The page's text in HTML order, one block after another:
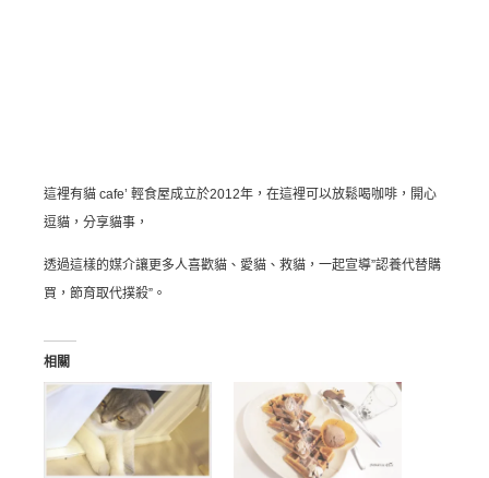
這裡有貓 cafe’ 輕食屋成立於2012年，在這裡可以放鬆喝咖啡，開心
逗貓，分享貓事，
透過這樣的媒介讓更多人喜歡貓、愛貓、救貓，一起宣導”認養代替購
買，節育取代撲殺”。
相關